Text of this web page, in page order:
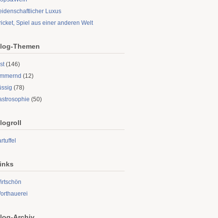
Luxus
Spiel aus einer anderen Welt
Themen
(146)
(12)
(78)
(50)